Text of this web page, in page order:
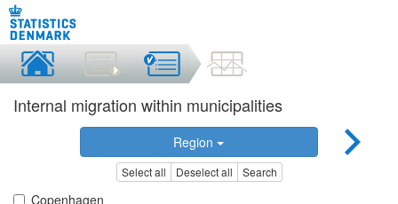
Internal migration within municipalities
Region
Select all Deselect all Search
Copenhagen